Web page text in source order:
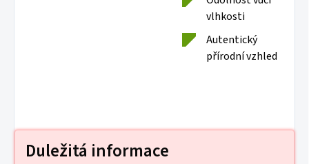
vlhkosti
Autentický
přírodní vzhled
Duležitá informace